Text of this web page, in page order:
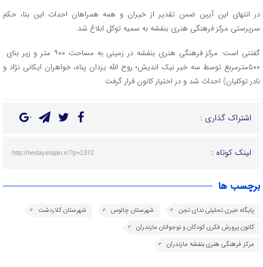
در انتهای این آیین ضمن تقدیر از خیران و همه همراهان احداث این بنا، حکم
سرپرستی مرکز فرهنگی هنری بنفشه به سمیه توکل ابلاغ شد.
گفتنی است: مرکز فرهنگی هنری بنفشه در زمینی به مساحت ۹۰۰ متر و زیر بنای
۵۰۰مترمربع توسط سه خیر نیک اندیش؛ روح الله یزدان پناه، خواهران ایکانی نژاد و
نادر توکلیان) احداث شد و در اختیار کانون قرار گرفت .
اشتراک گذاری :
لینک کوتاه : http://nedayetajan.ir/?p=1372
برچسب ها
پایگاه خبری تحلیلی ندای تجن شهرستان چالوس
شهرستان کلاردشت
کانون پرورش فکری کودکان و نوجوانان مازندران
مرکز فرهنگی هنری بنفشه مازندران